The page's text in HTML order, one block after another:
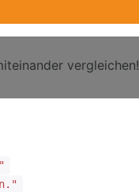
vergleichen!